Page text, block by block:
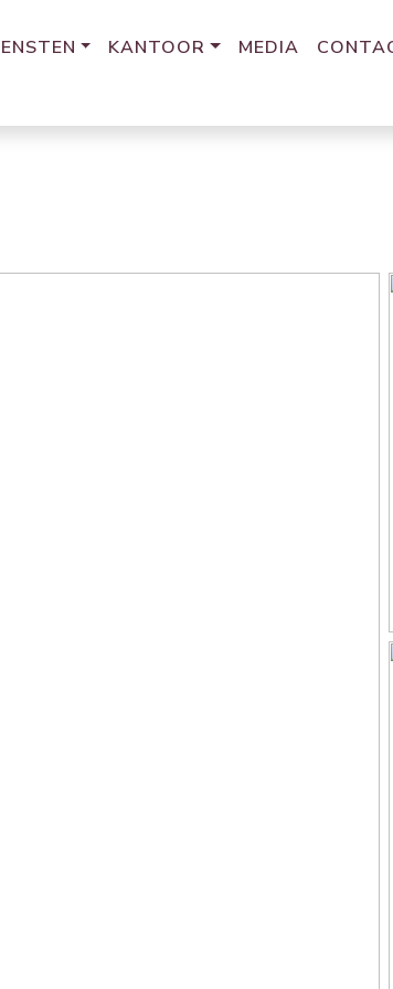
KANTOOR MEDIA